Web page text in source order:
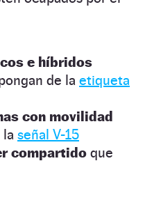
e híbridos
de la etiqueta
con movilidad
señal V-15
compartido que